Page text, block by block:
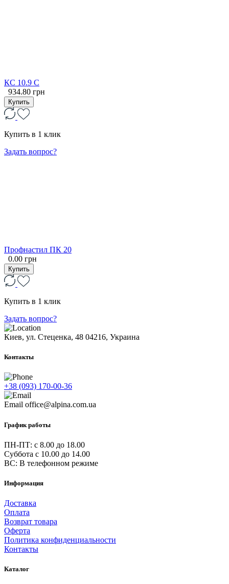
КС 10.9 С
934.80 грн
Купить
Купить в 1 клик
Задать вопрос?
Профнастил ПК 20
0.00 грн
Купить
Купить в 1 клик
Задать вопрос?
Киев, ул. Стеценка, 48 04216, Украина
Контакты
+38 (093) 170-00-36
Email office@alpina.com.ua
График работы
ПН-ПТ: c 8.00 до 18.00
Суббота с 10.00 до 14.00
ВС: В телефонном режиме
Информация
Доставка
Оплата
Возврат товара
Оферта
Политика конфиденциальности
Контакты
Каталог